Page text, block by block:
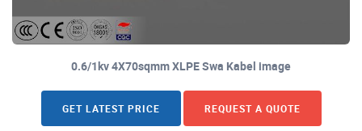
0.6/1kv 4X70sqmm XLPE Swa Kabel image
GET LATEST PRICE REQUEST A QUOTE